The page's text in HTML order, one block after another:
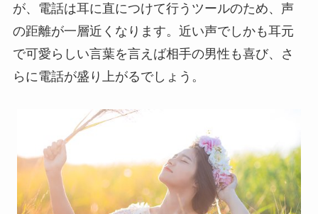
が、電話は耳に直につけて行うツールのため、声
の距離が一層近くなります。近い声でしかも耳元
で可愛らしい言葉を言えば相手の男性も喜び、さ
らに電話が盛り上がるでしょう。